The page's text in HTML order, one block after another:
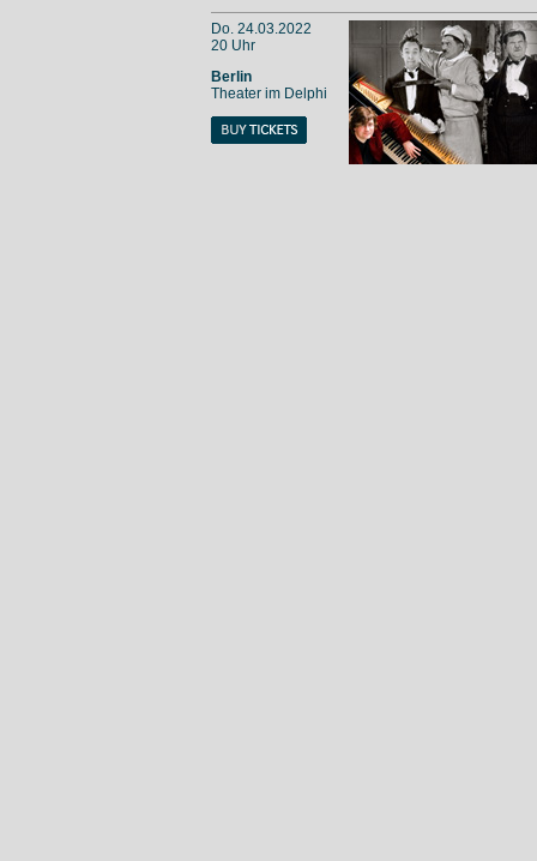
Do. 24.03.2022
20 Uhr
Berlin
Theater im Delphi